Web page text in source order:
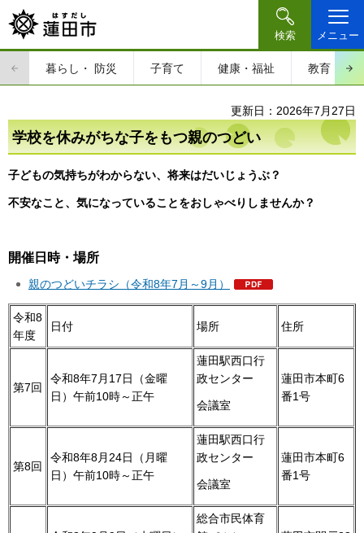
検索 メニュー
暮らし・ 防災 子育て 健康・福祉 教育・文
更新日：2026年7月27日
学校を休みがちな子をもつ親のつどい
子どもの気持ちがわからない、将来はだいじょうぶ？
不安なこと、気になっていることをおしゃべりしませんか？
開催日時・場所
親のつどいチラシ（令和8年7月～9月）
令和8
年度
日付 場所 住所
第7回
令和8年7月17日（金曜
日）午前10時～正午
蓮田駅西口行
政センター
会議室
蓮田市本町6
番1号
第8回
令和8年8月24日（月曜
日）午前10時～正午
蓮田駅西口行
政センター
会議室
蓮田市本町6
番1号
総合市民体育